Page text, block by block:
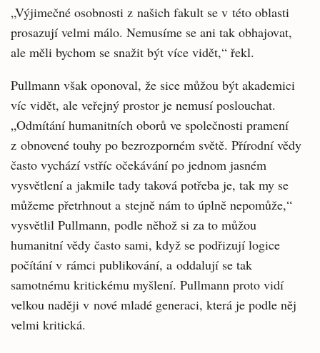
„Výjimečné osobnosti z našich fakult se v této oblasti
prosazují velmi málo. Nemusíme se ani tak obhajovat,
ale měli bychom se snažit být více vidět,“ řekl.
Pullmann však oponoval, že sice můžou být akademici
víc vidět, ale veřejný prostor je nemusí poslouchat.
„Odmítání humanitních oborů ve společnosti pramení
z obnovené touhy po bezrozporném světě. Přírodní vědy
často vychází vstříc očekávání po jednom jasném
vysvětlení a jakmile tady taková potřeba je, tak my se
můžeme přetrhnout a stejně nám to úplně nepomůže,“
vysvětlil Pullmann, podle něhož si za to můžou
humanitní vědy často sami, když se podřizují logice
počítání v rámci publikování, a oddalují se tak
samotnému kritickému myšlení. Pullmann proto vidí
velkou naději v nové mladé generaci, která je podle něj
velmi kritická.